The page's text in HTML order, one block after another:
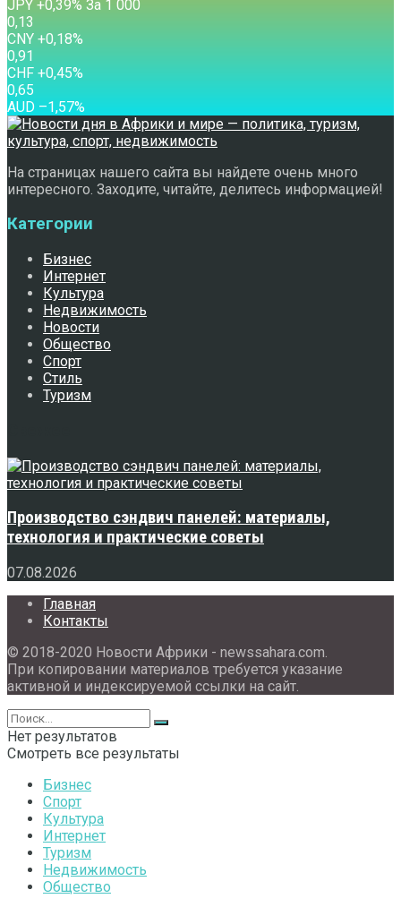
JPY +0,39% За 1 000
0,13
CNY +0,18%
0,91
CHF +0,45%
0,65
AUD –1,57%
На страницах нашего сайта вы найдете очень много
интересного. Заходите, читайте, делитесь информацией!
Категории
Бизнес
Интернет
Культура
Недвижимость
Новости
Общество
Спорт
Стиль
Туризм
Производство сэндвич панелей: материалы,
технология и практические советы
07.08.2026
Главная
Контакты
© 2018-2020 Новости Африки - newssahara.com.
При копировании материалов требуется указание
активной и индексируемой ссылки на сайт.
Нет результатов
Смотреть все результаты
Бизнес
Спорт
Культура
Интернет
Туризм
Недвижимость
Общество